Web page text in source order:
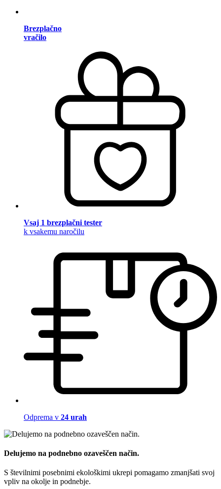
Brezplačno
vračilo
Vsaj 1 brezplačni tester
k vsakemu naročilu
Odprema v 24 urah
Delujemo na podnebno ozaveščen način.
S številnimi posebnimi ekološkimi ukrepi pomagamo zmanjšati svoj
vpliv na okolje in podnebje.